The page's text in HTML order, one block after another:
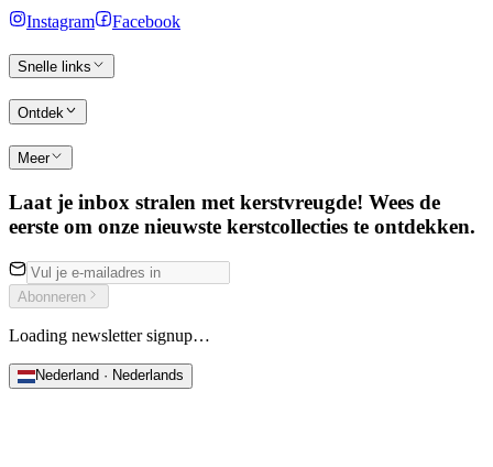
Instagram Facebook
Snelle links
Ontdek
Meer
Laat je inbox stralen met kerstvreugde! Wees de
eerste om onze nieuwste kerstcollecties te ontdekken.
Abonneren
Loading newsletter signup…
Nederland · Nederlands